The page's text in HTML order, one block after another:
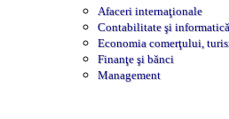
Afaceri internaţionale
Contabilitate şi
Economia comerţului,
Finanţe şi bănci
Management